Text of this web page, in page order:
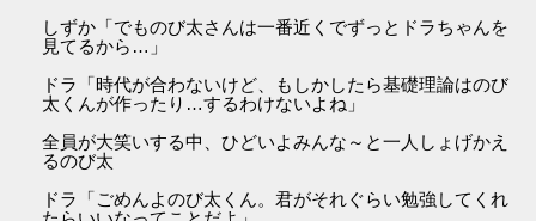
しずか「でものび太さんは一番近くでずっとドラちゃんを
見てるから…」
ドラ「時代が合わないけど、もしかしたら基礎理論はのび
太くんが作ったり…するわけないよね」
全員が大笑いする中、ひどいよみんな～と一人しょげかえ
るのび太
ドラ「ごめんよのび太くん。君がそれぐらい勉強してくれ